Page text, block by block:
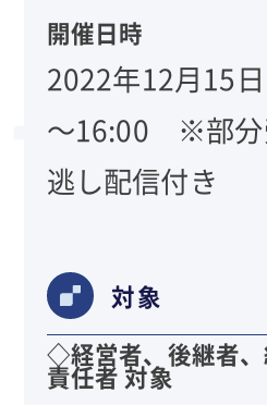
開催日時
2022年12月15
～16:00 ※部分
逃し配信付き
対象
◇経営者、後継者
責任者 対象